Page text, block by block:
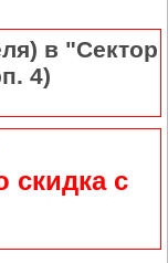
в "Сектор
4)
скидка с